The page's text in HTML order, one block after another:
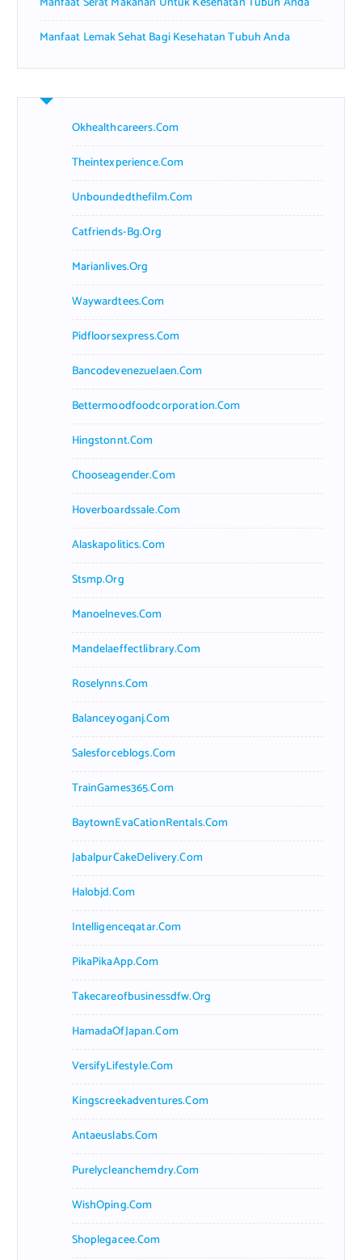
Manfaat Lemak Sehat Bagi Kesehatan Tubuh Anda
Okhealthcareers.com
Theintexperience.com
Unboundedthefilm.com
Catfriends-Bg.org
Marianlives.org
Waywardtees.com
Pidfloorsexpress.com
Bancodevenezuelaen.com
Bettermoodfoodcorporation.com
Hingstonnt.com
Chooseagender.com
Hoverboardssale.com
Alaskapolitics.com
Stsmp.org
Manoelneves.com
Mandelaeffectlibrary.com
Roselynns.com
Balanceyoganj.com
Salesforceblogs.com
TrainGames365.com
BaytownEvaCationRentals.com
JabalpurCakeDelivery.com
Halobjd.com
Intelligenceqatar.com
PikaPikaApp.com
Takecareofbusinessdfw.org
HamadaOfJapan.com
VersifyLifestyle.com
Kingscreekadventures.com
Antaeuslabs.com
Purelycleanchemdry.com
WishOping.com
Shoplegacee.com